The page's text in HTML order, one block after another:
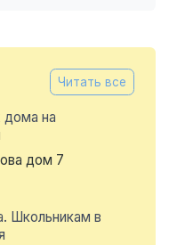
Читать все
дома на
дом 7
Школьникам в